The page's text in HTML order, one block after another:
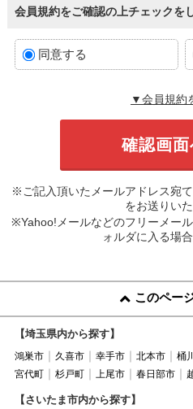
会員規約をご確認の上チェックを
同意する
▼会員規約
※ご記入頂いたメールアドレス宛
をお送りいた
※Yahoo!メールなどのフリーメー
ォルダに入る場
このペー
【埼玉県内から探す】
鴻巣市 久喜市 幸手市 北本市 桶
宮代町
杉戸町 上尾市 春日部市
【さいたま市内から探す】